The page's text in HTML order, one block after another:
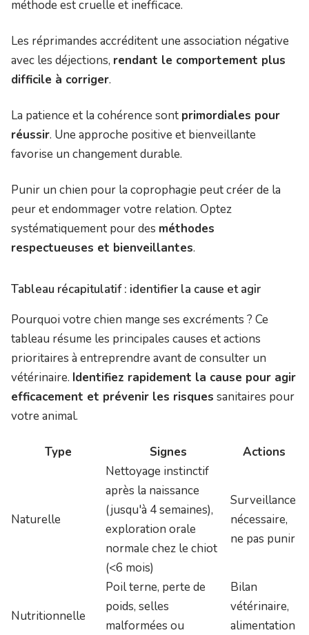
méthode est cruelle et inefficace.
Les réprimandes accréditent une association négative
avec les déjections, rendant le comportement plus
difficile à corriger.
La patience et la cohérence sont primordiales pour
réussir. Une approche positive et bienveillante
favorise un changement durable.
Punir un chien pour la coprophagie peut créer de la
peur et endommager votre relation. Optez
systématiquement pour des méthodes
respectueuses et bienveillantes.
Tableau récapitulatif : identifier la cause et agir
Pourquoi votre chien mange ses excréments ? Ce
tableau résume les principales causes et actions
prioritaires à entreprendre avant de consulter un
vétérinaire. Identifiez rapidement la cause pour agir
efficacement et prévenir les risques sanitaires pour
votre animal.
Type Signes Actions
Naturelle
Nettoyage instinctif
après la naissance
(jusqu'à 4 semaines),
exploration orale
normale chez le chiot
(<6 mois)
Surveillance
nécessaire,
ne pas punir
Nutritionnelle
Poil terne, perte de
poids, selles
malformées ou
Bilan
vétérinaire,
alimentation